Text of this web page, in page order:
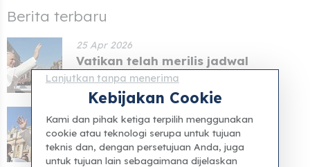
Berita terbaru
25 Apr 2026
Vatikan telah merilis jadwal
kunjungan pastoral Pa...
24 Apr 2026
Jadwal kunjungan Paus Leo ke
Napoli dan Pompeii te...
Lanjutkan tanpa menerima
Kebijakan Cookie
Kami dan pihak ketiga terpilih menggunakan
cookie atau teknologi serupa untuk tujuan
teknis dan, dengan persetujuan Anda, juga
untuk tujuan lain sebagaimana dijelaskan